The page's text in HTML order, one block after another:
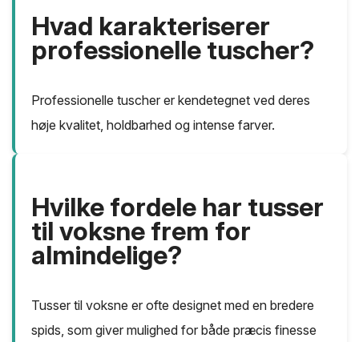
Hvad karakteriserer
professionelle tuscher?
Professionelle tuscher er kendetegnet ved deres
høje kvalitet, holdbarhed og intense farver.
Hvilke fordele har tusser
til voksne frem for
almindelige?
Tusser til voksne er ofte designet med en bredere
spids, som giver mulighed for både præcis finesse